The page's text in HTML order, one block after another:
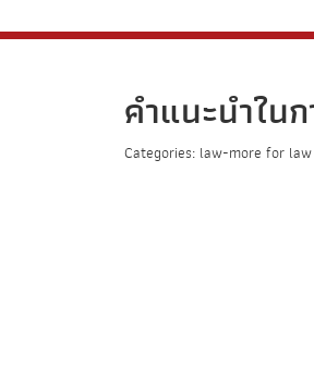
คำแนะนำใน
Categories: law-more for law